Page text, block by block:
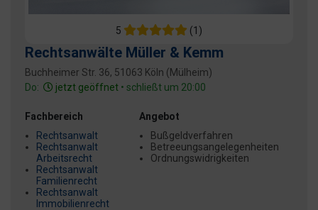
5 (1)
Rechtsanwälte Müller & Kemm
Buchheimer Str. 36, 51063 Köln (Mülheim)
Do:
jetzt geöffnet • schließt um 20:00
Fachbereich
Rechtsanwalt
Rechtsanwalt
Arbeitsrecht
Rechtsanwalt
Familienrecht
Rechtsanwalt
Immobilienrecht
Angebot
Bußgeldverfahren
Betreeungsangelegenheiten
Ordnungswidrigkeiten